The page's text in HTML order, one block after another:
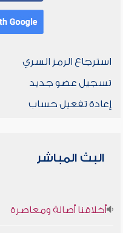
استرجاع الرمز السري
تسجيل عضو جديد
إعادة تفعيل حساب
البث المباشر
أخلاقنا أصالة ومعاصرة